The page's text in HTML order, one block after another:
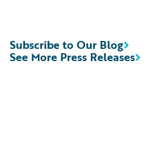
See More Press Releases
Subscribe to Our Blog